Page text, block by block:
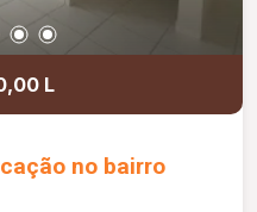
L
no bairro